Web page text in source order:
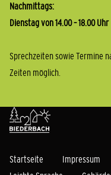
Nachmittags:
Dienstag von 14.00 – 18.00 Uhr
Sprechzeiten sowie Termine
Zeiten möglich.
Startseite Impressum